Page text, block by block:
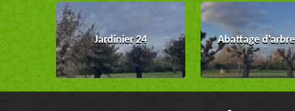
Jardinier 24 Abattage